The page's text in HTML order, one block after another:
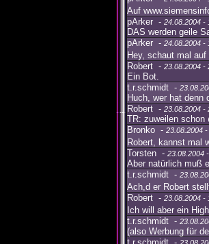
Auf
pArker - 24.08.2004 -
DAS werden geile
pArker - 24.08.2004 -
Hey, schaut mal
Robert - 23.08.2004 -
Ein Bot.
t.r.schmidt -
Huch, wer hat denn
Robert - 23.08.2004 -
TR: zuweilen schon
Bronko - 23.08.2004
Robert, kannst mal
Torsten - 23.08.2004
Aber natürlich muß
t.r.schmidt -
Ach,d er Robert
Robert - 23.08.2004 -
Ich will aber ein
t.r.schmidt -
(also Werbung für